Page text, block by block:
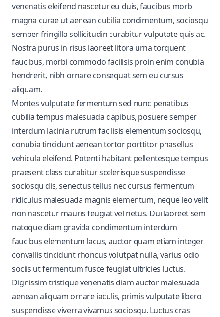
venenatis eleifend nascetur eu duis, faucibus morbi
magna curae ut aenean cubilia condimentum, sociosqu
semper fringilla sollicitudin curabitur vulputate quis ac.
Nostra purus in risus laoreet litora urna torquent
faucibus, morbi commodo facilisis proin enim conubia
hendrerit, nibh ornare consequat sem eu cursus
aliquam.
Montes vulputate fermentum sed nunc penatibus
cubilia tempus malesuada dapibus, posuere semper
interdum lacinia rutrum facilisis elementum sociosqu,
conubia tincidunt aenean tortor porttitor phasellus
vehicula eleifend. Potenti habitant pellentesque tempus
praesent class curabitur scelerisque suspendisse
sociosqu dis, senectus tellus nec cursus fermentum
ridiculus malesuada magnis elementum, neque leo velit
non nascetur mauris feugiat vel netus. Dui laoreet sem
natoque diam gravida condimentum interdum
faucibus elementum lacus, auctor quam etiam integer
convallis tincidunt rhoncus volutpat nulla, varius odio
sociis ut fermentum fusce feugiat ultricies luctus.
Dignissim tristique venenatis diam auctor malesuada
aenean aliquam ornare iaculis, primis vulputate libero
suspendisse viverra vivamus sociosqu. Luctus cras